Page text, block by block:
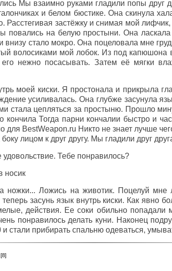
Мы взаимно руками гладили попы друг
и белом бюстике. Она скинула
Расстегивая застёжку и снимая мой
повались на белую простыни. Она
внизу стало мокро. Она поцеловала мне
волосиками мой лобок. Из под
нежно посасывать. Затем её мягки
моей киски. Я простонала и прикрыла
усиливалась. Она глубже засунула
стала цепляться за простыню. Прошло
кончила Тогда парни кончалии быстро и
для BestWeapon.ru Никто не знает лучше
лицом к друг другу. Мы гладили друг
Тебе понравилось?
носик
ножки... Ложись на животик. Поцелуй мне
засунь язык внутрь киски. Как явно
действия. Ее соки обильно
понравилось делать куни. Наконец
стали прибирать спальню одеваться,
[8]